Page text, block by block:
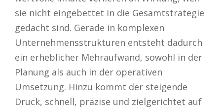
sie nicht eingebettet in die Gesamtstrategie
gedacht sind. Gerade in komplexen
Unternehmensstrukturen entsteht dadurch
ein erheblicher Mehraufwand, sowohl in der
Planung als auch in der operativen
Umsetzung. Hinzu kommt der steigende
Druck, schnell, präzise und zielgerichtet auf